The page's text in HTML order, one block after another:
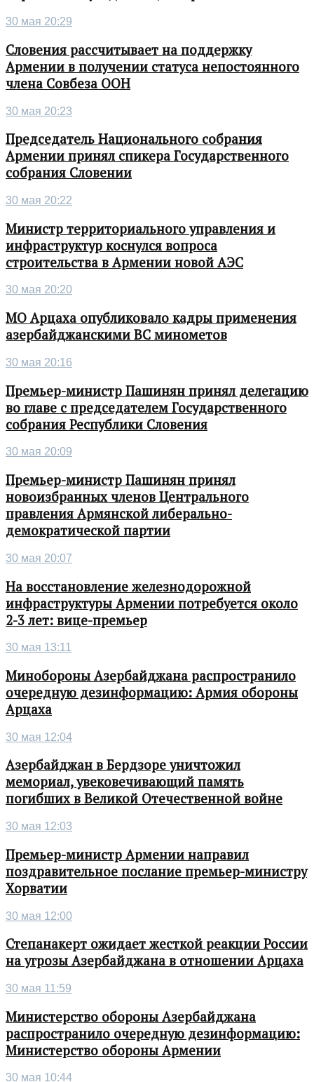
30 мая 20:29
Словения рассчитывает на поддержку
Армении в получении статуса непостоянного
члена Совбеза ООН
30 мая 20:23
Председатель Национального собрания
Армении принял спикера Государственного
собрания Словении
30 мая 20:22
Министр территориального управления и
инфраструктур коснулся вопроса
строительства в Армении новой АЭС
30 мая 20:20
МО Арцаха опубликовало кадры применения
азербайджанскими ВС минометов
30 мая 20:16
Премьер-министр Пашинян принял делегацию
во главе с председателем Государственного
собрания Республики Словения
30 мая 20:09
Премьер-министр Пашинян принял
новоизбранных членов Центрального
правления Армянской либерально-
демократической партии
30 мая 20:07
На восстановление железнодорожной
инфраструктуры Армении потребуется около
2-3 лет: вице-премьер
30 мая 13:11
Минобороны Азербайджана распространило
очередную дезинформацию: Армия обороны
Арцаха
30 мая 12:04
Азербайджан в Бердзоре уничтожил
мемориал, увековечивающий память
погибших в Великой Отечественной войне
30 мая 12:03
Премьер-министр Армении направил
поздравительное послание премьер-министру
Хорватии
30 мая 12:00
Степанакерт ожидает жесткой реакции России
на угрозы Азербайджана в отношении Арцаха
30 мая 11:59
Министерство обороны Азербайджана
распространило очередную дезинформацию:
Министерство обороны Армении
30 мая 10:44